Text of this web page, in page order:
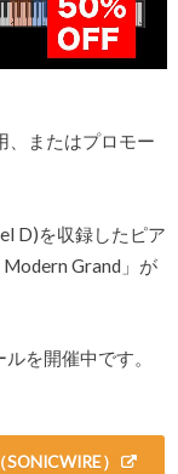
、またはプロモー
D)を収録したピア
Grand」が
を開催中です。
）